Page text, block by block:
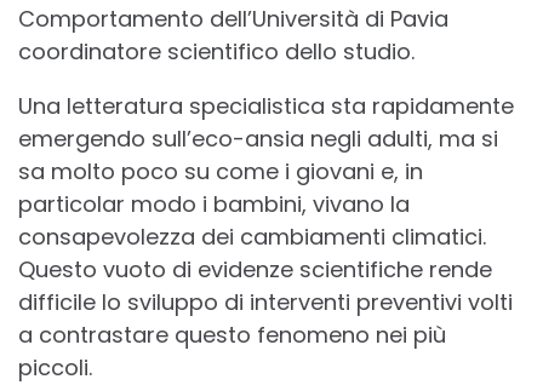
Comportamento dell’Università di Pavia
coordinatore scientifico dello studio.
Una letteratura specialistica sta rapidamente
emergendo sull’eco-ansia negli adulti, ma si
sa molto poco su come i giovani e, in
particolar modo i bambini, vivano la
consapevolezza dei cambiamenti climatici.
Questo vuoto di evidenze scientifiche rende
difficile lo sviluppo di interventi preventivi volti
a contrastare questo fenomeno nei più
piccoli.